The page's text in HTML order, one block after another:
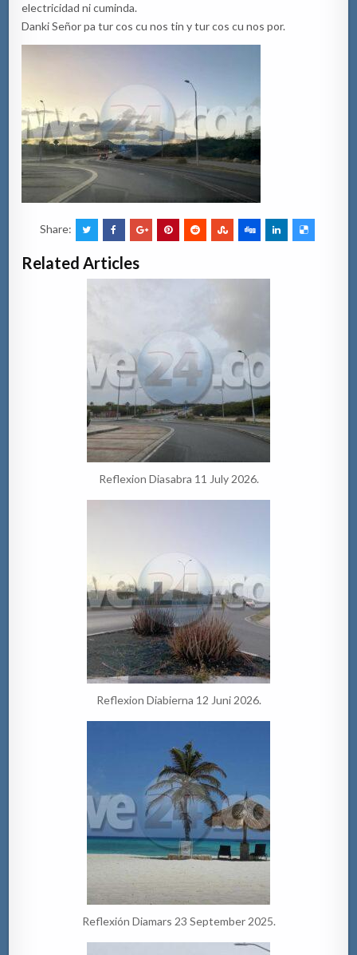
electricidad ni cuminda.
Danki Señor pa tur cos cu nos tin y tur cos cu nos por.
Share:
Related Articles
Reflexion Diasabra 11 July 2026.
Reflexion Diabierna 12 Juni 2026.
Reflexión Diamars 23 September 2025.